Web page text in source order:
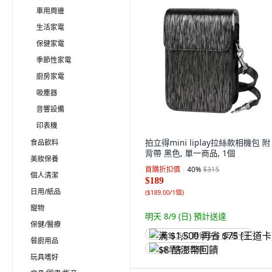
車用周邊
生活家電
保健家電
季節性家電
廚房家電
吸塵器
音響設備
印表機
食品飲料
美妝保養
個人清潔
日用/紙品
寵物
保健/醫療
餐廚用品
玩具嗜好
拍立得mini liplay拉絲款相機包 附
背帶 黑色, 單一商品, 1個
首購折扣價 40%$315
$189
($189.00/1個)
明天 8/9 (日) 預計送達
满 $1,500 再省 $75 (王道卡)
$8 酷澎幣回饋